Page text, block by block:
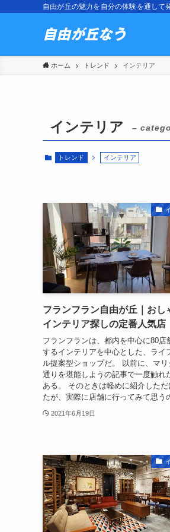
自由が丘の魅力を自分の体験を通して
ホーム トレンド インテリア
インテリア –
トレンド インテリア
フランフラン自由が丘｜おし
インテリア探しの定番人気店
フランフランは、都内を中心に80店
するインテリアを中心とした、ライ
ル提案型ショップだ。 以前に、マ
通りを堪能しようの記事で一度触れ
ある。 そのときは軽めに紹介しただ
たが、実際に店舗に行ってみて思う
2021年6月19日